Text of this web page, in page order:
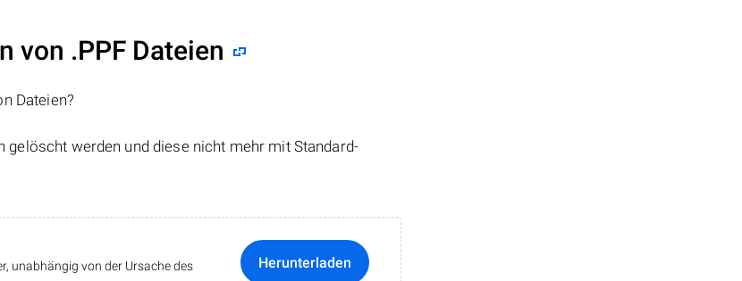
von .PPF Dateien
Dateien?
gelöscht werden und diese nicht mehr mit Standard-
unabhängig von der Ursache des
Herunterladen